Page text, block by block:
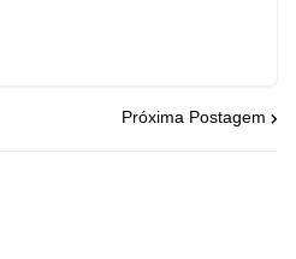
Próxima Postagem